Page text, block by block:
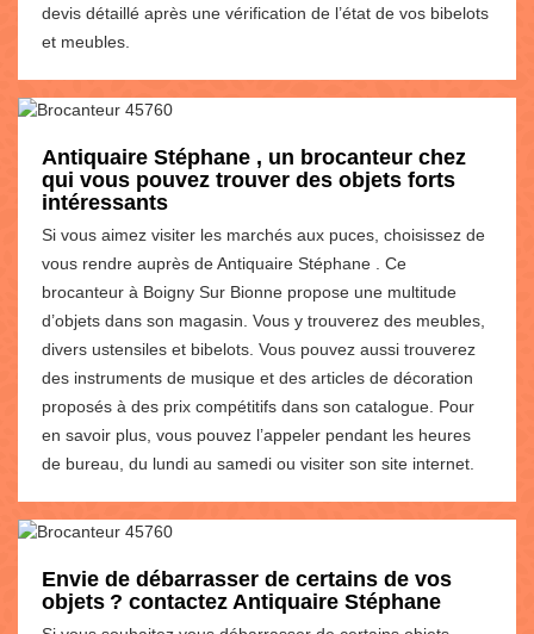
devis détaillé après une vérification de l’état de vos bibelots
et meubles.
Antiquaire Stéphane , un brocanteur chez
qui vous pouvez trouver des objets forts
intéressants
Si vous aimez visiter les marchés aux puces, choisissez de
vous rendre auprès de Antiquaire Stéphane . Ce
brocanteur à Boigny Sur Bionne propose une multitude
d’objets dans son magasin. Vous y trouverez des meubles,
divers ustensiles et bibelots. Vous pouvez aussi trouverez
des instruments de musique et des articles de décoration
proposés à des prix compétitifs dans son catalogue. Pour
en savoir plus, vous pouvez l’appeler pendant les heures
de bureau, du lundi au samedi ou visiter son site internet.
Envie de débarrasser de certains de vos
objets ? contactez Antiquaire Stéphane